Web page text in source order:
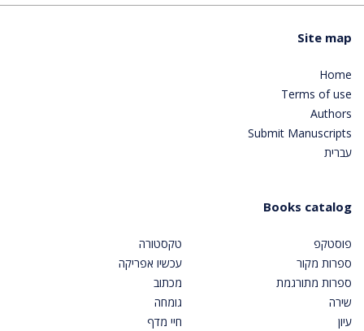
Site map
Home
Terms of use
Authors
Submit Manuscripts
עברית
Books catalog
פוסטקפ
ספרות מקור
ספרות מתורגמת
שירה
עיון
טקסטורה
עכשיו אפריקה
מכתוב
גומחה
חיי מדף